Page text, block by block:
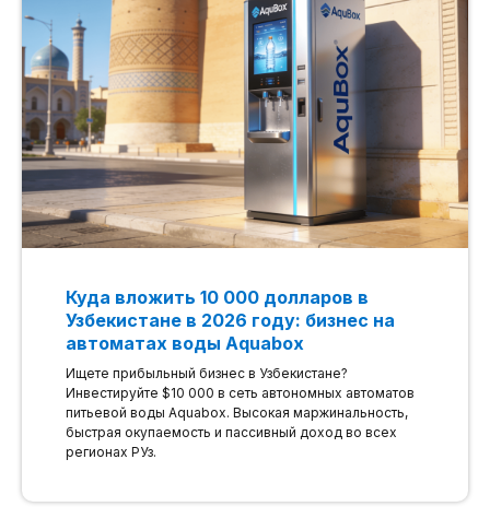
Куда вложить 10 000 долларов в
Узбекистане в 2026 году: бизнес на
автоматах воды Aquabox
Ищете прибыльный бизнес в Узбекистане?
Инвестируйте $10 000 в сеть автономных автоматов
питьевой воды Aquabox. Высокая маржинальность,
быстрая окупаемость и пассивный доход во всех
регионах РУз.